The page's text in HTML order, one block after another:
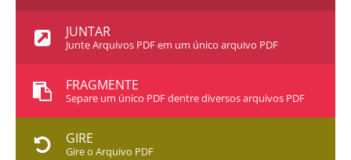
JUNTAR
Junte Arquivos PDF em um único arquivo PDF
FRAGMENTE
Separe um único PDF dentre diversos arquivos PDF
GIRE
Gire o Arquivo PDF